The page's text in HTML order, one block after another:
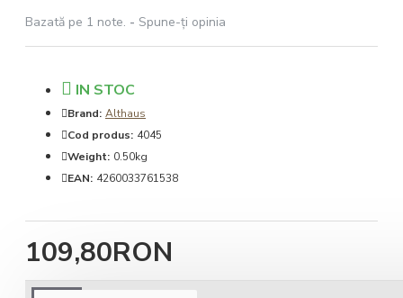
Bazată pe 1 note. - Spune-ţi opinia
109,80RON
IN STOC
Brand: Althaus
Cod produs: 4045
Weight: 0.50kg
EAN: 4260033761538